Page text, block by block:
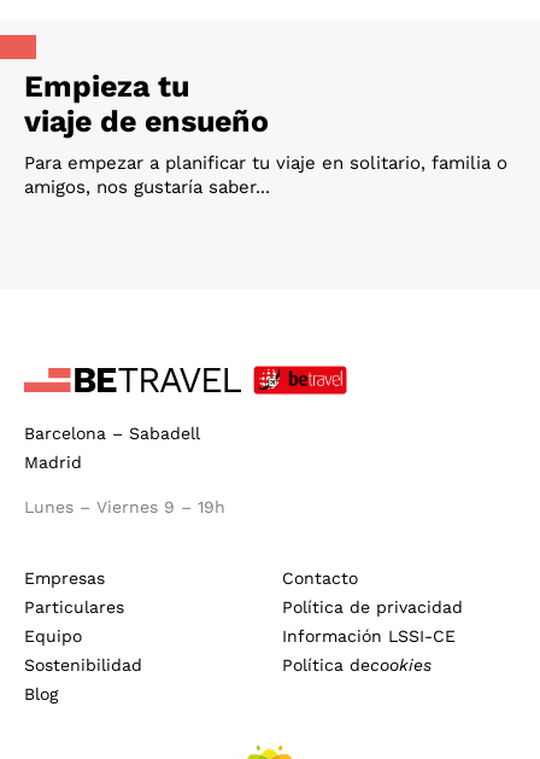
Empieza tu
viaje de ensueño
Para empezar a planificar tu viaje en solitario, familia o
amigos, nos gustaría saber...
Barcelona – Sabadell
Madrid
Lunes – Viernes 9 – 19h
Empresas
Particulares
Equipo
Sostenibilidad
Blog
Contacto
Política de privacidad
Información LSSI-CE
Política decookies